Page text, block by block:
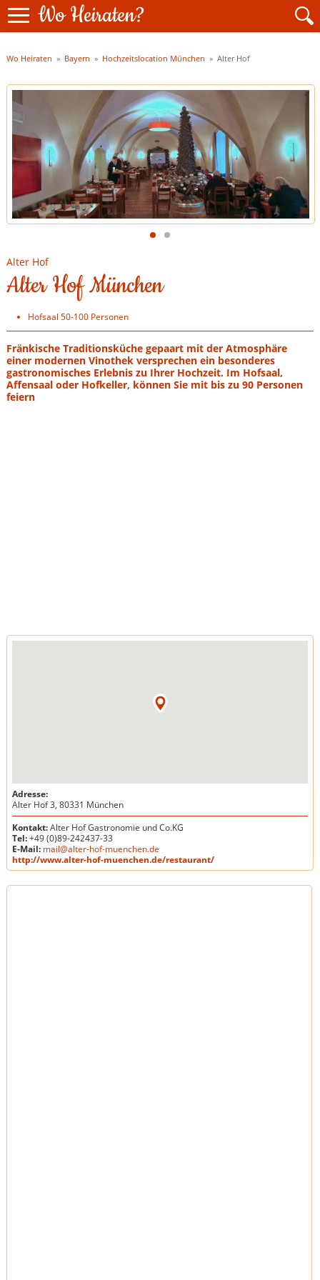
Wo Heiraten?
Wo Heiraten » Bayern » Hochzeitslocation München » Alter Hof
Alter Hof
Alter Hof München
Hofsaal 50-100 Personen
Fränkische Traditionsküche gepaart mit der Atmosphäre
einer modernen Vinothek versprechen ein besonderes
gastronomisches Erlebnis zu Ihrer Hochzeit. Im Hofsaal,
Affensaal oder Hofkeller, können Sie mit bis zu 90 Personen
feiern
Adresse:
Alter Hof 3, 80331 München
Kontakt:Alter Hof Gastronomie und Co.KG
Tel:+49 (0)89-242437-33
E-Mail: mail@alter-hof-muenchen.de
http://www.alter-hof-muenchen.de/restaurant/